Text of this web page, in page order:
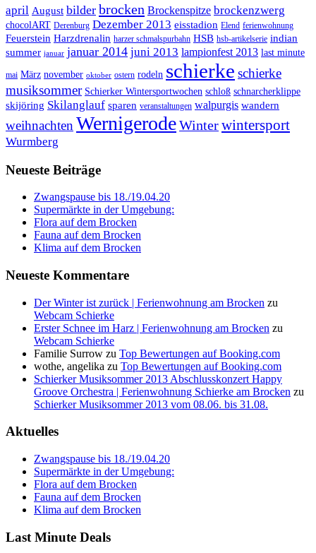
april August bilder brocken Brockenspitze brockenzwerg
chocolART Derenburg Dezember 2013 eisstadion Elend ferienwohnung
Feuerstein Harzdrenalin harzer schmalspurbahn HSB hsb-artikelserie indian
summer januar januar 2014 juni 2013 lampionfest 2013 last minute
mai März november oktober ostern rodeln schierke schierke
musiksommer Schierker Wintersportwochen schloß schnarcherklippe
skijöring Skilanglauf sparen veranstaltungen walpurgis wandern
weihnachten WernigerodeWinterwintersport
Wurmberg
Neueste Beiträge
Zwangspause bis 18./19.04.20
Supermärkte in der Umgebung:
Flora auf dem Brocken
Fauna auf dem Brocken
Klima auf dem Brocken
Neueste Kommentare
Der Winter ist zurück | Ferienwohnung am Brocken zu
Webcam Schierke
Erster Schnee im Harz | Ferienwohnung am Brocken zu
Webcam Schierke
Familie Surrow zu Top Bewertungen auf Booking.com
wothe, angelika zu Top Bewertungen auf Booking.com
Schierker Musiksommer 2013 Abschlusskonzert Happy
Groove Orchestra | Ferienwohnung Schierke am Brocken zu
Schierker Musiksommer 2013 vom 08.06. bis 31.08.
Aktuelles
Zwangspause bis 18./19.04.20
Supermärkte in der Umgebung:
Flora auf dem Brocken
Fauna auf dem Brocken
Klima auf dem Brocken
Last Minute Deals